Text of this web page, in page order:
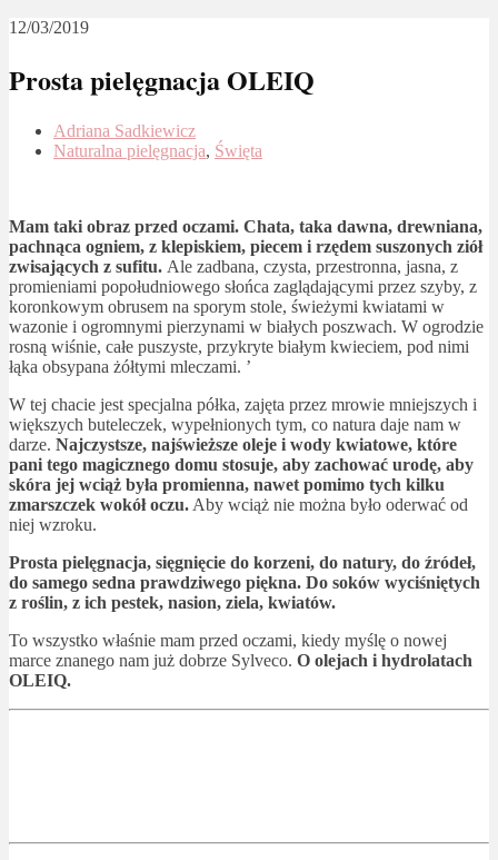
12/03/2019
Prosta pielęgnacja OLEIQ
Adriana Sadkiewicz
Naturalna pielęgnacja, Święta
Mam taki obraz przed oczami. Chata, taka dawna, drewniana,
pachnąca ogniem, z klepiskiem, piecem i rzędem suszonych ziół
zwisających z sufitu. Ale zadbana, czysta, przestronna, jasna, z
promieniami popołudniowego słońca zaglądającymi przez szyby, z
koronkowym obrusem na sporym stole, świeżymi kwiatami w
wazonie i ogromnymi pierzynami w białych poszwach. W ogrodzie
rosną wiśnie, całe puszyste, przykryte białym kwieciem, pod nimi
łąka obsypana żółtymi mleczami. ’
W tej chacie jest specjalna półka, zajęta przez mrowie mniejszych i
większych buteleczek, wypełnionych tym, co natura daje nam w
darze. Najczystsze, najświeższe oleje i wody kwiatowe, które
pani tego magicznego domu stosuje, aby zachować urodę, aby
skóra jej wciąż była promienna, nawet pomimo tych kilku
zmarszczek wokół oczu. Aby wciąż nie można było oderwać od
niej wzroku.
Prosta pielęgnacja, sięgnięcie do korzeni, do natury, do źródeł,
do samego sedna prawdziwego piękna. Do soków wyciśniętych
z roślin, z ich pestek, nasion, ziela, kwiatów.
To wszystko właśnie mam przed oczami, kiedy myślę o nowej
marce znanego nam już dobrze Sylveco. O olejach i hydrolatach
OLEIQ.